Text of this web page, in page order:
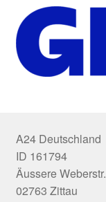
A24 Deutschland
ID 161794
Äussere
02763 Zittau